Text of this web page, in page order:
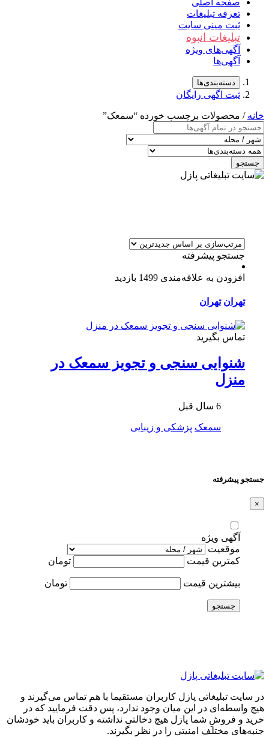
تعرفه تبلیغات
ثبت مینی سایت
تبلیغات انبوه
آگهی‌های ویژه
آگهی‌ها
دسته‌بندی‌ها
ثبت اگهی رایگان
خانه / محصولات برچسب خورده “سمعک”
جستجو
جستجو پیشرفته
افزودن به علاقه‌مندی 1499 بازدید
تهران تهران
تماس بگیرید
شنوایی سنجی و تجویز سمعک در
منزل
6 سال قبل
سمعک پزشکی و زیبایی
جستجو پیشرفته
×
آگهی ویژه
موقعیت
کمترین قیمت
تومان
بیشترین قیمت تومان
جستجو
در سایت تبلیغاتی پازل کاربران مستقیما با هم تماس می‌گیرند و
هیچ واسطه‌ای در این میان وجود ندارد، پس دقت فرمایید که در
خرید و فروشِ شما پازل هیچ دخالتی نداشته و کاربران باید خودشان
جنبه‌های مختلف امنیتی را در نظر بگیرند.